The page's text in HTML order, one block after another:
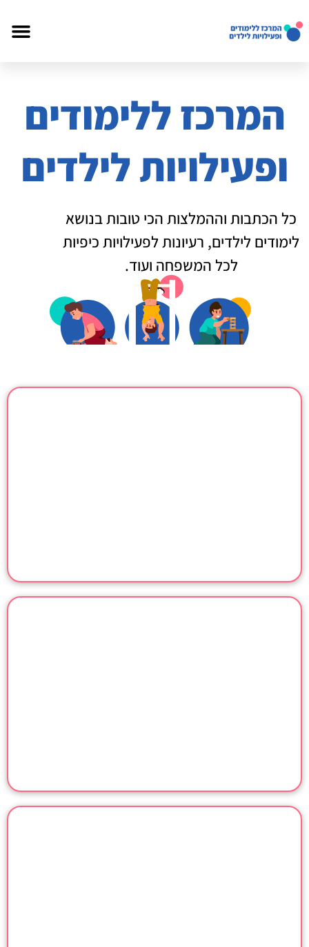
המרכז ללימודים
ופעילויות לילדים
כל הכתבות וההמלצות הכי טובות בנושא
לימודים לילדים, רעיונות לפעילויות כיפיות
לכל המשפחה ועוד.